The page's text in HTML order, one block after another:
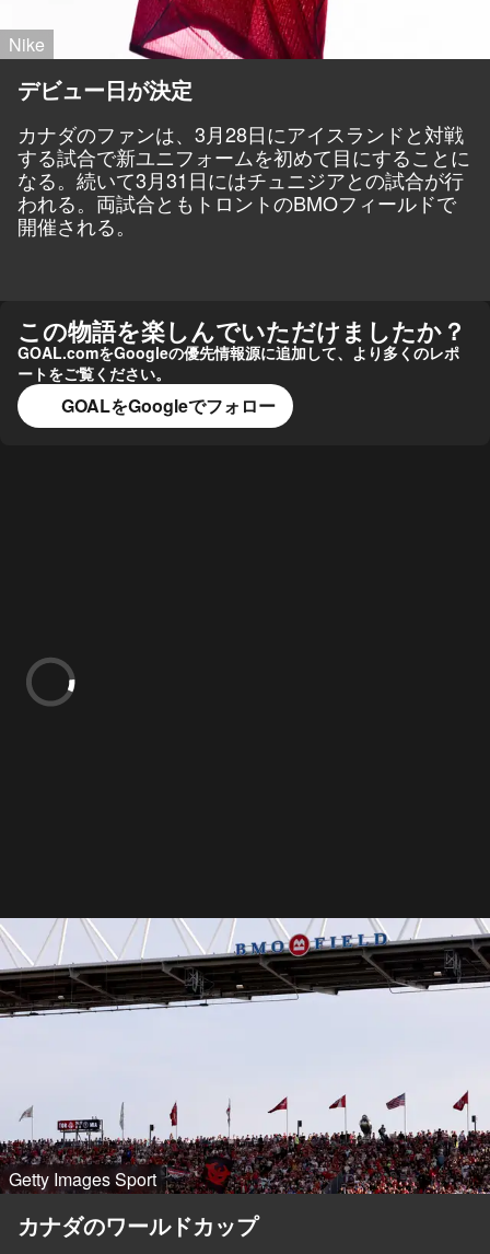
Nike
デビュー日が決定
カナダのファンは、3月28日にアイスランドと対戦
する試合で新ユニフォームを初めて目にすることに
なる。続いて3月31日にはチュニジアとの試合が行
われる。両試合ともトロントのBMOフィールドで
開催される。
この物語を楽しんでいただけましたか？
GOAL.comをGoogleの優先情報源に追加して、より多くのレポ
ートをご覧ください。
GOALをGoogleでフォロー
Getty Images Sport
カナダのワールドカップ